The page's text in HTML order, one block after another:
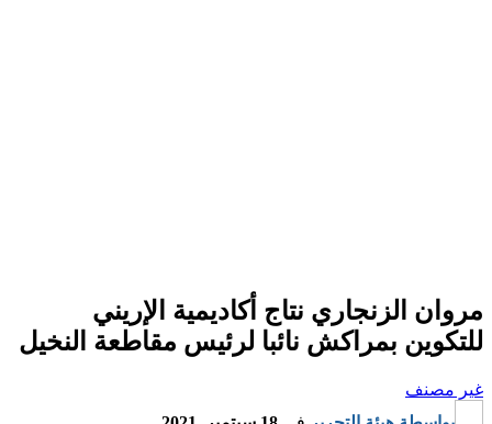
مروان الزنجاري نتاج أكاديمية الإريني
للتكوين بمراكش نائبا لرئيس مقاطعة النخيل
غير مصنف